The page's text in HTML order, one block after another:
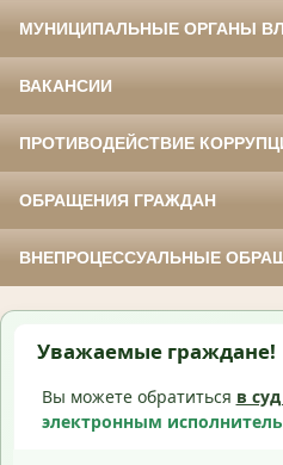
МУНИЦИПАЛЬНЫЕ ОРГАНЫ
ВАКАНСИИ
ПРОТИВОДЕЙСТВИЕ
ОБРАЩЕНИЯ ГРАЖДАН
ВНЕПРОЦЕССУАЛЬНЫЕ
Уважаемые граждане!
Вы можете обратиться в
электронным